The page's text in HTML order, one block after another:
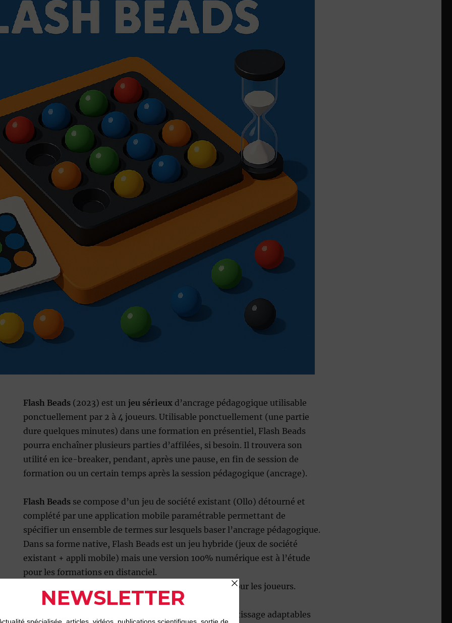
Flash Beads (2023) est un jeu sérieux d’ancrage pédagogique utilisable
ponctuellement par 2 à 4 joueurs. Utilisable ponctuellement (une partie
dure quelques minutes) dans une formation en présentiel, Flash Beads
pourra enchaîner plusieurs parties d’affilées, si besoin. Il trouvera son
utilité en ice-breaker, pendant, après une pause, en fin de session de
formation ou un certain temps après la session pédagogique (ancrage).
Flash Beads se compose d’un jeu de société existant (Ollo) détourné et
complété par une application mobile paramétrable permettant de
spécifier un ensemble de termes sur lesquels baser l’ancrage pédagogique.
Dans sa forme native, Flash Beads est un jeu hybride (jeux de société
existant + appli mobile) mais une version 100% numérique est à l’étude
pour les formations en distanciel.
L’adhésion au jeu et l’engagement sont immédiate pour les joueurs.
entre dans la catégorie des jeux d’apprentissage adaptables